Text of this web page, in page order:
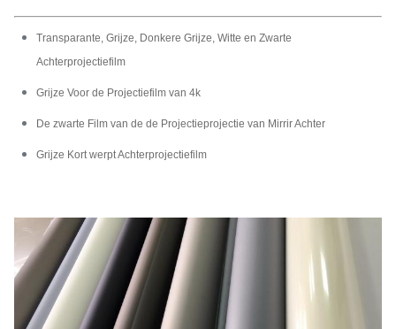
Transparante, Grijze, Donkere Grijze, Witte en Zwarte
Achterprojectiefilm
Grijze Voor de Projectiefilm van 4k
De zwarte Film van de de Projectieprojectie van Mirrir Achter
Grijze Kort werpt Achterprojectiefilm